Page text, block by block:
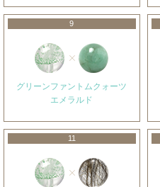
9
グリーンファントムクォーツ
エメラルド
11